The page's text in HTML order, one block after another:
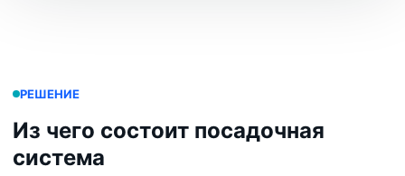
РЕШЕНИЕ
Из чего состоит посадочная
система